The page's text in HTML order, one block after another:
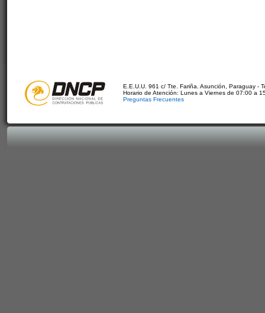
E.E.U.U. 961 c/ Tte. Fariña. Asunción, Paraguay -
Horario de Atención: Lunes a Viernes de 07:00 a
Preguntas Frecuentes